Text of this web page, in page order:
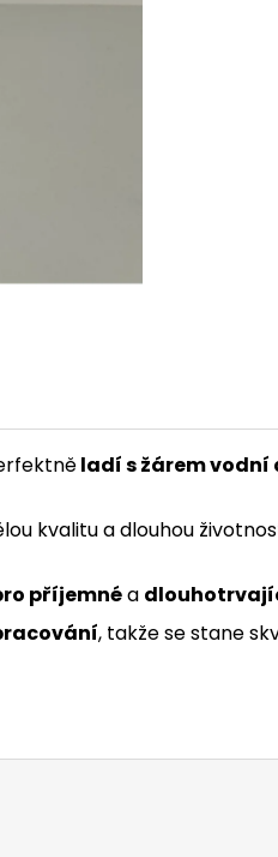
ladí s žárem vodní
kvalitu a dlouhou
příjemnéa
, takže se stane